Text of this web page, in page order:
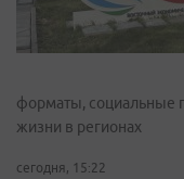
форматы, социальные
жизни в регионах
сегодня, 15:22